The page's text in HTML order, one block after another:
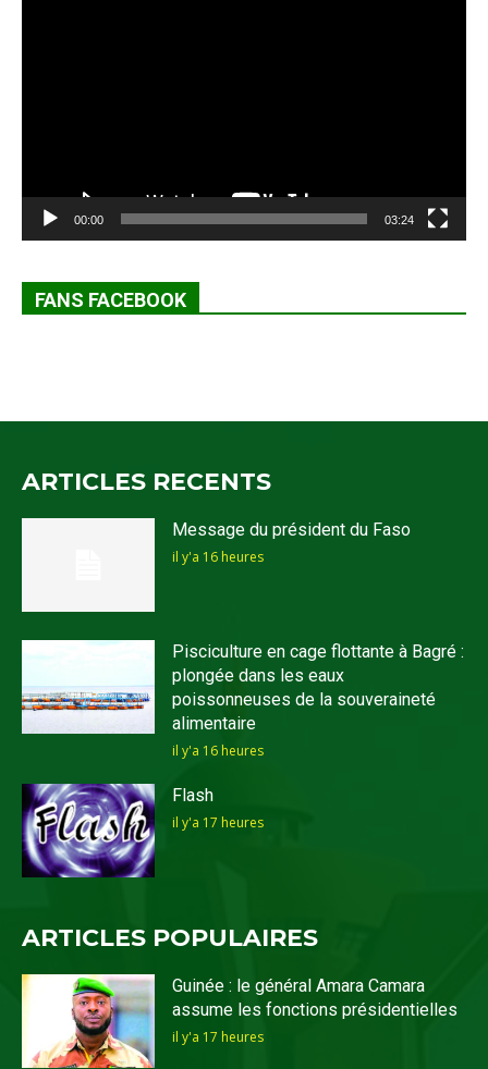
00:00 03:24
FANS FACEBOOK
ARTICLES RECENTS
Message du président du Faso
il y'a 16 heures
Pisciculture en cage flottante à Bagré :
plongée dans les eaux
poissonneuses de la souveraineté
alimentaire
il y'a 16 heures
Flash
il y'a 17 heures
ARTICLES POPULAIRES
Guinée : le général Amara Camara
assume les fonctions présidentielles
il y'a 17 heures